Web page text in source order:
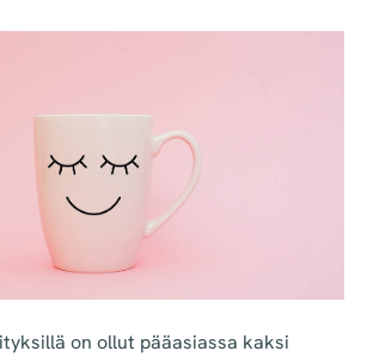
on ollut pääasiassa kaksi